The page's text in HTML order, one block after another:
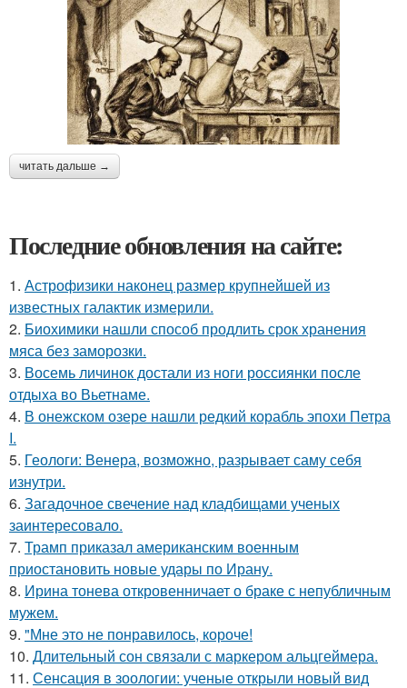
читать дальше →
Последние обновления на сайте:
1. Астрофизики наконец размер крупнейшей из
известных галактик измерили.
2. Биохимики нашли способ продлить срок хранения
мяса без заморозки.
3. Восемь личинок достали из ноги россиянки после
отдыха во Вьетнаме.
4. В онежском озере нашли редкий корабль эпохи Петра
I.
5. Геологи: Венера, возможно, разрывает саму себя
изнутри.
6. Загадочное свечение над кладбищами ученых
заинтересовало.
7. Трамп приказал американским военным
приостановить новые удары по Ирану.
8. Ирина тонева откровенничает о браке с непубличным
мужем.
9. "Мне это не понравилось, короче!
10. Длительный сон связали с маркером альцгеймера.
11. Сенсация в зоологии: ученые открыли новый вид